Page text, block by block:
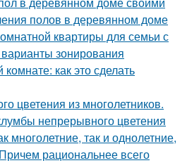
полов в деревянном доме
квартиры для семьи с
зонирования
как это сделать
цветения из многолетников.
непрерывного цветения
многолетние, так и однолетние,
рациональнее всего